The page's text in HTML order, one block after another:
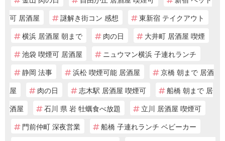
可 居酒屋
謎解き街コン 感想
東新宿 テイクアウト
横浜 居酒屋 朝まで
肉の日
大井町 居酒屋 喫煙
池袋 喫煙可 居酒屋
ニュウマン横浜 子連れランチ
静岡 法事
浜松 喫煙可能 居酒屋
京橋 朝まで 居酒
屋
肉の日 志木駅 居酒屋 喫煙可
船橋 朝まで 居
酒屋
石川 県 岩 牡蠣食べ放題
立川 居酒屋 喫煙可
門前仲町 深夜営業
船橋 子連れランチ ベビーカー